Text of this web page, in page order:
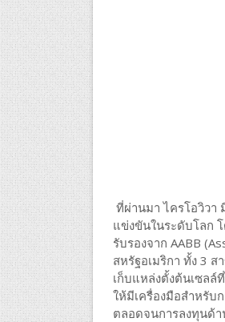
ที่ผ่านมา ไครโอวิวา
แข่งขันในระดับโลก
รับรองจาก AABB
สหรัฐอเมริกา ทั้ง 3 ส
เก็บแหล่งตั้งต้นเซลล์
ให้มีเครื่องมือสำหรับ
ตลอดจนการลงทุนด้